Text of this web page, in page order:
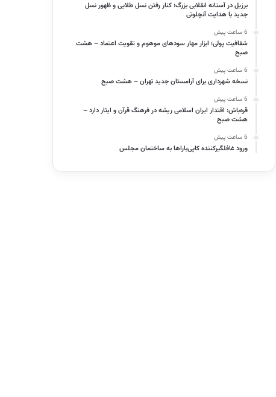
برزیل در آستانه انقلابی بزرگ؛ کنار رفتن نسل طلایی و ظهور نسل
جدید با هدایت آنچلوتی
6 ساعت پیش
شفافیت پولی؛ ابزار مهار سودهای موهوم و تقویت اعتماد – هشت
صبح
6 ساعت پیش
نسخه شهرداری برای آرامستان جدید تهران – هشت صبح
6 ساعت پیش
قره‌باش: اقتدار ایران اسلامی ریشه در فرهنگ قرآن و ایثار دارد –
هشت صبح
6 ساعت پیش
ورود غافلگیرکننده کاپی‌باراها به ساختمان مجلس